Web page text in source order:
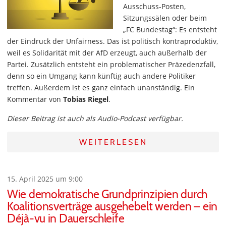
Ausschuss-Posten,
Sitzungssälen oder beim
„FC Bundestag“: Es entsteht
der Eindruck der Unfairness. Das ist politisch kontraproduktiv,
weil es Solidarität mit der AfD erzeugt, auch außerhalb der
Partei. Zusätzlich entsteht ein problematischer Präzedenzfall,
denn so ein Umgang kann künftig auch andere Politiker
treffen. Außerdem ist es ganz einfach unanständig. Ein
Kommentar von Tobias Riegel.
Dieser Beitrag ist auch als Audio-Podcast verfügbar.
WEITERLESEN
15. April 2025 um 9:00
Wie demokratische Grundprinzipien durch
Koalitionsverträge ausgehebelt werden – ein
Déjà-vu in Dauerschleife